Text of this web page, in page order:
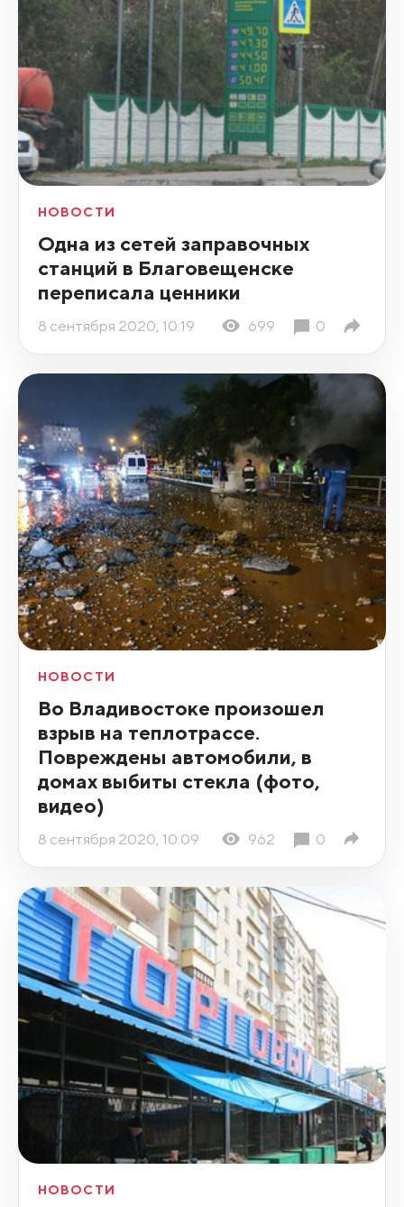
НОВОСТИ
Одна из сетей заправочных
станций в Благовещенске
переписала ценники
8 сентября 2020, 10:19 699 0
НОВОСТИ
Во Владивостоке произошел
взрыв на теплотрассе.
Повреждены автомобили, в
домах выбиты стекла (фото,
видео)
8 сентября 2020, 10:09 962 0
НОВОСТИ